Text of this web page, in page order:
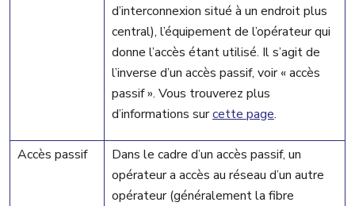
d’interconnexion situé à un endroit plus
central), l’équipement de l’opérateur qui
donne l’accès étant utilisé. Il s’agit de
l’inverse d’un accès passif, voir « accès
passif ». Vous trouverez plus
d’informations surcette page.
Accès passif
Dans le cadre d’un accès passif, un
opérateur a accès au réseau d’un autre
opérateur (généralement la fibre